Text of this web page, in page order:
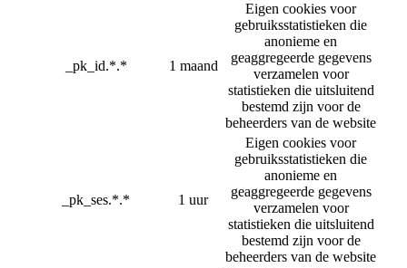
_pk_id.*.* 1 maand
Eigen cookies voor
gebruiksstatistieken die
anonieme en
geaggregeerde gegevens
verzamelen voor
statistieken die uitsluitend
bestemd zijn voor de
beheerders van de website
_pk_ses.*.* 1 uur
Eigen cookies voor
gebruiksstatistieken die
anonieme en
geaggregeerde gegevens
verzamelen voor
statistieken die uitsluitend
bestemd zijn voor de
beheerders van de website